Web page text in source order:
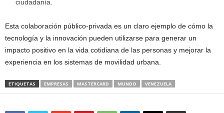
ciudadanía.
Esta colaboración público-privada es un claro ejemplo de cómo la
tecnología y la innovación pueden utilizarse para generar un
impacto positivo en la vida cotidiana de las personas y mejorar la
experiencia en los sistemas de movilidad urbana.
ETIQUETAS EMPRESAS MASTERCARD MUNDO VENEZUELA